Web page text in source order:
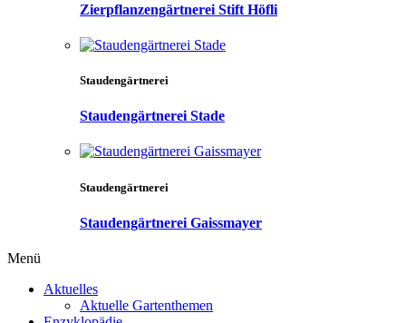
Zierpflanzengärtnerei Stift Höfli
Staudengärtnerei
Staudengärtnerei Stade
Staudengärtnerei
Staudengärtnerei Gaissmayer
Menü
Aktuelles
Aktuelle Gartenthemen